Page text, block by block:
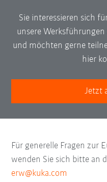
Sie interessieren sich
unsere
und möchten gerne
hier
Jetzt
Für generelle Fragen zur
wenden Sie sich bitte an
erw@kuka.com